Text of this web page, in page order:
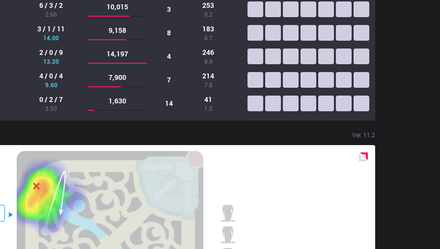
6 / 3 / 2
2.66
10,015 3 253
9.2
3 / 1 / 11
14.00
9,158 8 183
6.7
2 / 0 / 9
13.20
14,197 4 246
8.9
4 / 0 / 4
9.60
7,900 7 214
7.8
0 / 2 / 7
3.50
1,630 14 41
1.5
Ver. 11.2